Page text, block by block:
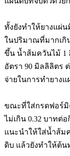
ทั้งยังทำให้ยางแผ่
ในปริมาณที่มากเกิ
ขึ้น น้ำส้มควันไม้ 1
อัตรา 90 มิลลิลิตร
จ่ายในการทำยางแ
ขณะที่ใส่กรดฟอร์
ไม่เกิน0.32 บาทต่อ
แนะนำให้ใส่น้ำส้ม
ดิบ แล้วยังทำให้ต้น